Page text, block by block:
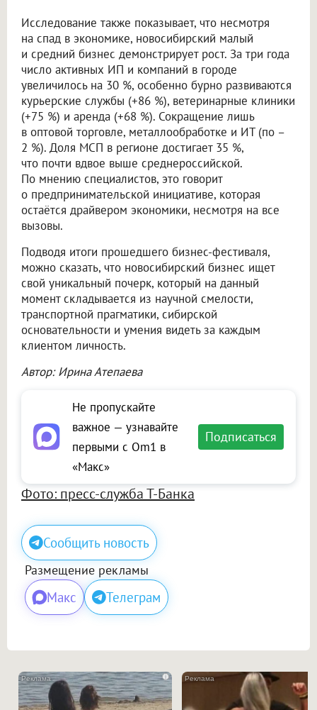
Исследование также показывает, что несмотря
на спад в экономике, новосибирский малый
и средний бизнес демонстрирует рост. За три года
число активных ИП и компаний в городе
увеличилось на 30 %, особенно бурно развиваются
курьерские службы (+86 %), ветеринарные клиники
(+75 %) и аренда (+68 %). Сокращение лишь
в оптовой торговле, металлообработке и ИТ (по –
2 %). Доля МСП в регионе достигает 35 %,
что почти вдвое выше среднероссийской.
По мнению специалистов, это говорит
о предпринимательской инициативе, которая
остаётся драйвером экономики, несмотря на все
вызовы.
Подводя итоги прошедшего бизнес-фестиваля,
можно сказать, что новосибирский бизнес ищет
свой уникальный почерк, который на данный
момент складывается из научной смелости,
транспортной прагматики, сибирской
основательности и умения видеть за каждым
клиентом личность.
Автор: Ирина Атепаева
Не пропускайте
важное — узнавайте
первыми с Om1 в
«Макс»
Подписаться
Фото: пресс-служба Т-Банка
Сообщить новость
Размещение рекламы
Макс Телеграм
i